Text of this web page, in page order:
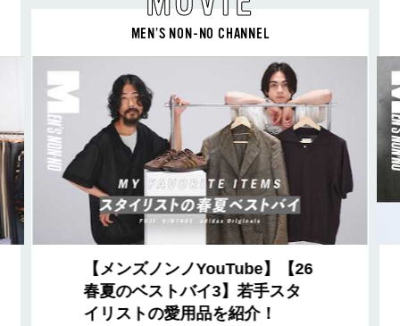
MEN’S NON-NO CHANNEL
【メンズノンノYouTube】【26
春夏のベストバイ3】若手スタ
イリストの愛用品を紹介！